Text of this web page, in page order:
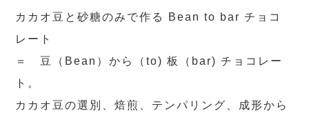
カカオ豆と砂糖のみで作る Bean to bar チョコ
レート
＝ 豆（Bean）から（to) 板（bar) チョコレー
ト。
カカオ豆の選別、焙煎、テンパリング、成形から